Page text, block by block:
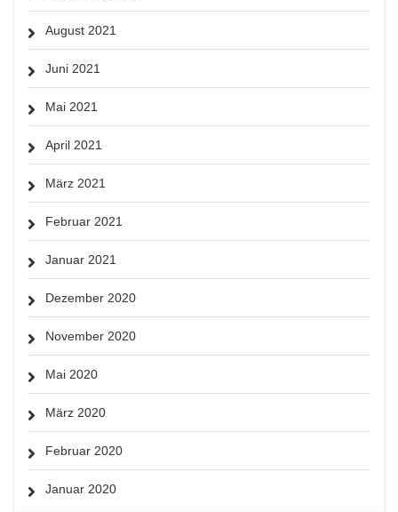
August 2021
Juni 2021
Mai 2021
April 2021
März 2021
Februar 2021
Januar 2021
Dezember 2020
November 2020
Mai 2020
März 2020
Februar 2020
Januar 2020